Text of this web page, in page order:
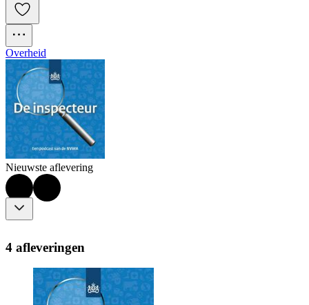
Overheid
Nieuwste aflevering
4 afleveringen